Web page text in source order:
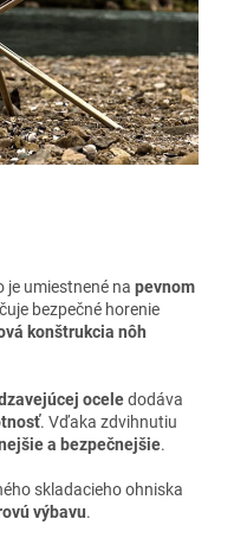
je umiestnené na pevnom
bezpečné horenie
konštrukcia nôh
oceledodáva
. Vďaka zdvihnutiu
a bezpečnejšie.
skladacieho ohniska
výbavu.